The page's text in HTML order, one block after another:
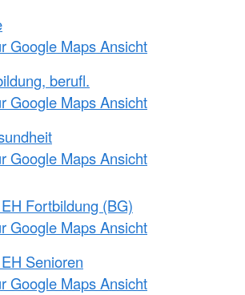
Google Maps Ansicht
berufl.
Google Maps Ansicht
Google Maps Ansicht
Fortbildung (BG)
Google Maps Ansicht
Senioren
Google Maps Ansicht